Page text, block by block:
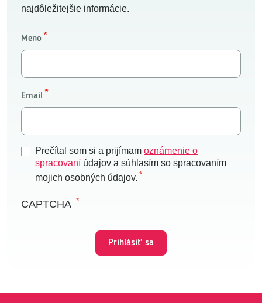
najdôležitejšie informácie.
Meno
Email
Prečítal som si a prijímam oznámenie o
spracovaní údajov a súhlasím so spracovaním
mojich osobných údajov.
CAPTCHA